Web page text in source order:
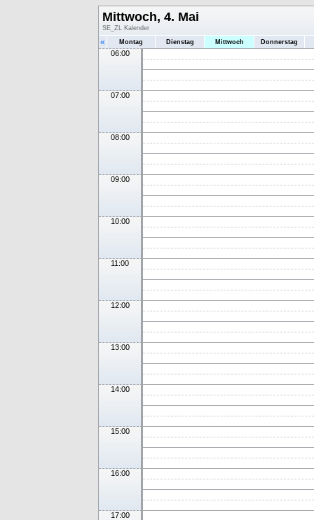
Mittwoch, 4. Mai
SE_ZL Kalender
« Montag Dienstag Mittwoch Donnerstag
06:00
07:00
08:00
09:00
10:00
11:00
12:00
13:00
14:00
15:00
16:00
17:00